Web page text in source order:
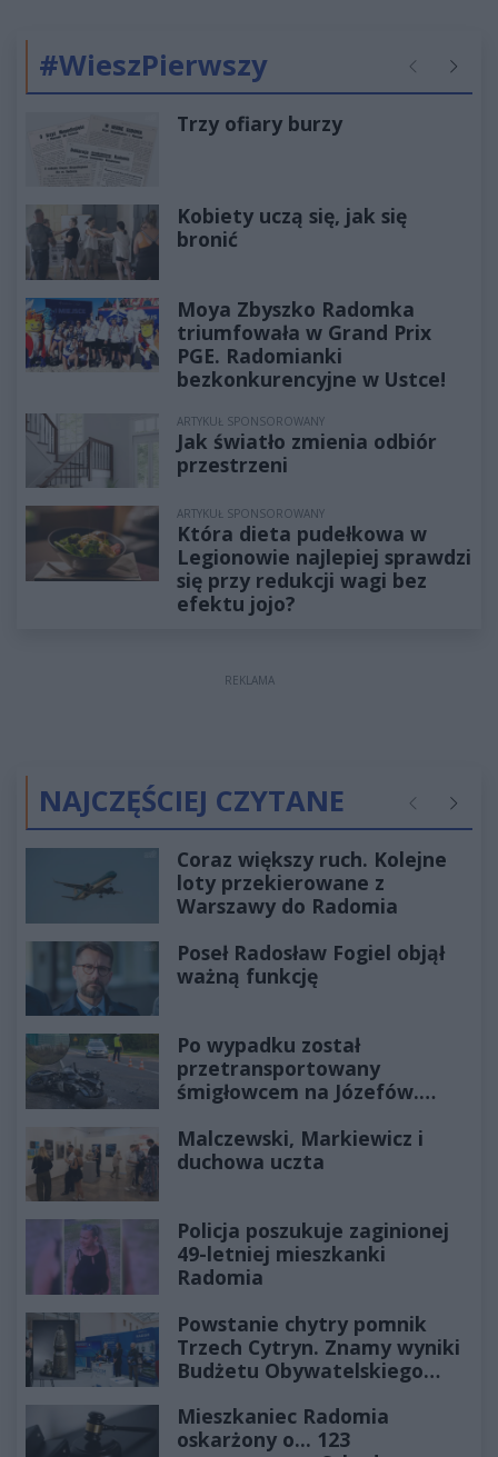
#WieszPierwszy Poprzednie
Trzy ofiary burzy
Kobiety uczą się, jak się
bronić
Moya Zbyszko Radomka
triumfowała w Grand Prix
PGE. Radomianki
bezkonkurencyjne w Ustce!
ARTYKUŁ SPONSOROWANY
Jak światło zmienia odbiór
przestrzeni
ARTYKUŁ SPONSOROWANY
Która dieta pudełkowa w
Legionowie najlepiej sprawdzi
się przy redukcji wagi bez
efektu jojo?
REKLAMA
NAJCZĘŚCIEJ CZYTANE Poprzednie
Coraz większy ruch. Kolejne
loty przekierowane z
Warszawy do Radomia
Poseł Radosław Fogiel objął
ważną funkcję
Po wypadku został
przetransportowany
śmigłowcem na Józefów.
Malczewski, Markiewicz i
duchowa uczta
Policja poszukuje zaginionej
49-letniej mieszkanki
Radomia
Powstanie chytry pomnik
Trzech Cytryn. Znamy wyniki
Budżetu Obywatelskiego
Mieszkaniec Radomia
oskarżony o... 123